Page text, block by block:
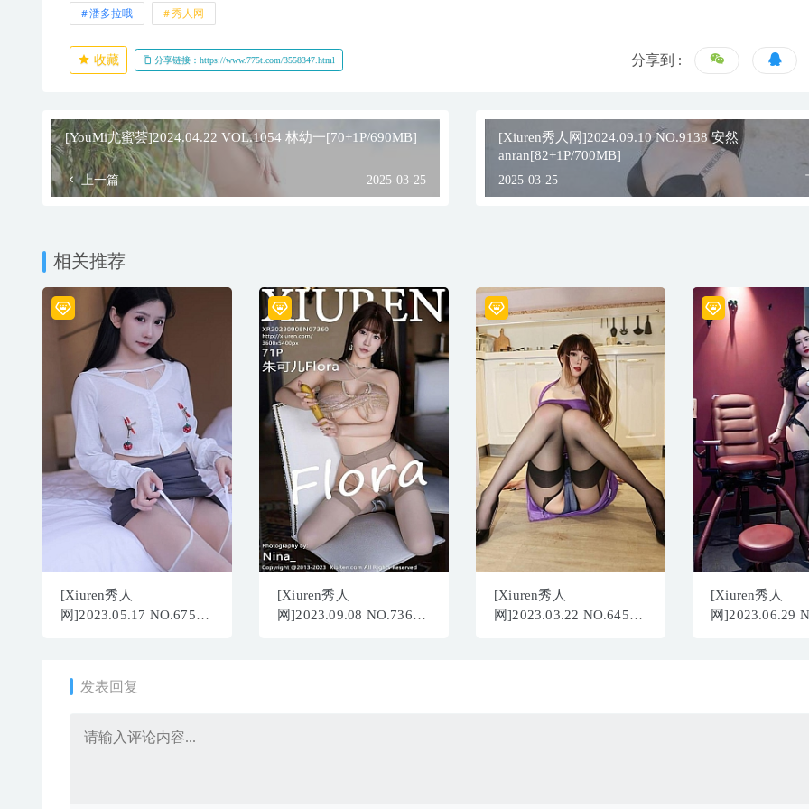
潘多拉哦 秀人网
收藏 分享链接：https://www.775t.com/3558347.html 分享到 :
[YouMi尤蜜荟]2024.04.22 VOL.1054 林幼一[70+1P/690MB]
上一篇 2025-03-25
[Xiuren秀人网]2024.09.10 NO.9138 安然
anran[82+1P/700MB]
2025-03-25
相关推荐
[Xiuren秀人
网]2023.05.17 NO.6751
[Xiuren秀人
网]2023.09.08 NO.7360
[Xiuren秀人
网]2023.03.22 NO.6450
[Xiuren秀人
网]2023.06.29
发表回复